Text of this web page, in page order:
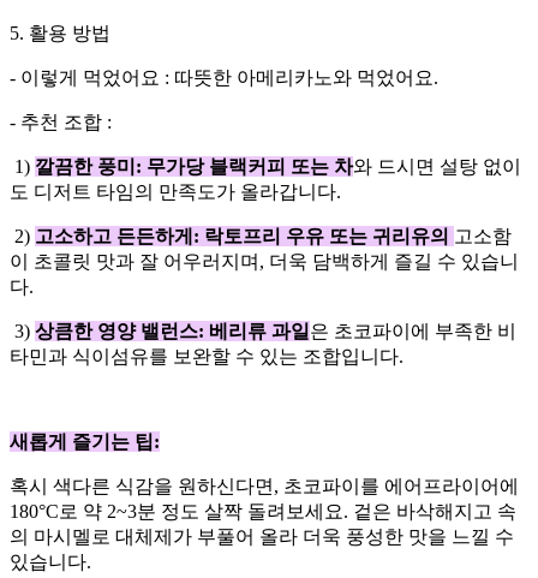
5. 활용 방법
- 이렇게 먹었어요 : 따뜻한 아메리카노와 먹었어요.
- 추천 조합 :
1) 깔끔한 풍미: 무가당 블랙커피 또는 차와 드시면 설탕 없이
도 디저트 타임의 만족도가 올라갑니다.
2) 고소하고 든든하게: 락토프리 우유 또는 귀리유의 고소함
이 초콜릿 맛과 잘 어우러지며, 더욱 담백하게 즐길 수 있습니
다.
3) 상큼한 영양 밸런스: 베리류 과일 은 초코파이에 부족한 비
타민과 식이섬유를 보완할 수 있는 조합입니다.
새롭게 즐기는 팁:
혹시 색다른 식감을 원하신다면, 초코파이를 에어프라이어에
180°C로 약 2~3분 정도 살짝 돌려보세요. 겉은 바삭해지고 속
의 마시멜로 대체제가 부풀어 올라 더욱 풍성한 맛을 느낄 수
있습니다.